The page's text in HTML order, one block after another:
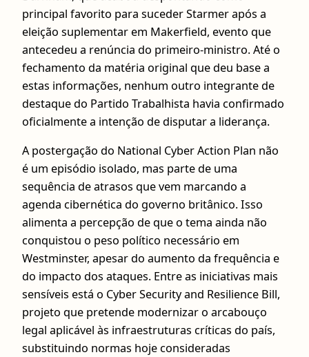
principal favorito para suceder Starmer após a
eleição suplementar em Makerfield, evento que
antecedeu a renúncia do primeiro-ministro. Até o
fechamento da matéria original que deu base a
estas informações, nenhum outro integrante de
destaque do Partido Trabalhista havia confirmado
oficialmente a intenção de disputar a liderança.
A postergação do National Cyber Action Plan não
é um episódio isolado, mas parte de uma
sequência de atrasos que vem marcando a
agenda cibernética do governo britânico. Isso
alimenta a percepção de que o tema ainda não
conquistou o peso político necessário em
Westminster, apesar do aumento da frequência e
do impacto dos ataques. Entre as iniciativas mais
sensíveis está o Cyber Security and Resilience Bill,
projeto que pretende modernizar o arcabouço
legal aplicável às infraestruturas críticas do país,
substituindo normas hoje consideradas